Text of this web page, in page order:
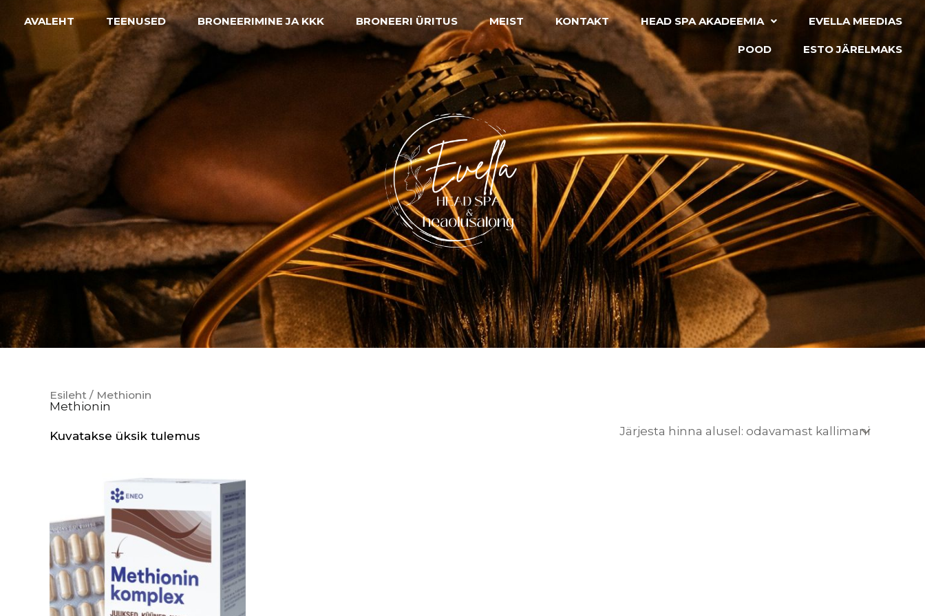
AVALEHT TEENUSED BRONEERIMINE JA KKK BRONEERI ÜRITUS MEIST KONTAKT HEAD SPA AKADEEMIA EVELLA MEEDIAS
POOD ESTO JÄRELMAKS
Esileht / Methionin
Methionin
Kuvatakse üksik tulemus